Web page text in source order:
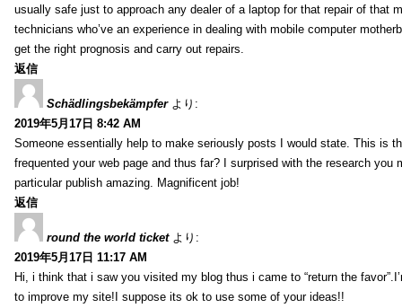
usually safe just to approach any dealer of a laptop for that repair of that
technicians who’ve an experience in dealing with mobile computer
get the right prognosis and carry out repairs.
返信
Schädlingsbekämpfer より:
2019年5月17日 8:42 AM
Someone essentially help to make seriously posts I would state. This is
frequented your web page and thus far? I surprised with the research you
particular publish amazing. Magnificent job!
返信
round the world ticket より:
2019年5月17日 11:17 AM
Hi, i think that i saw you visited my blog thus i came to “return the
to improve my site!I suppose its ok to use some of your ideas!!